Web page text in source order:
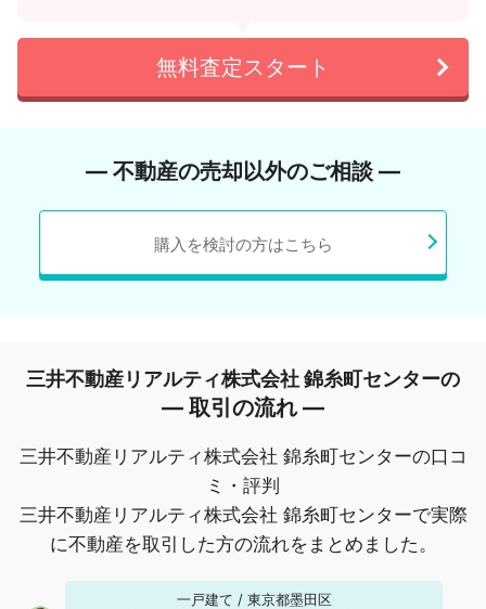
無料査定スタート
― 不動産の売却以外のご相談 ―
購入を検討の方はこちら
三井不動産リアルティ株式会社 錦糸町センターの
― 取引の流れ ―
三井不動産リアルティ株式会社 錦糸町センターの口コ
ミ・評判
三井不動産リアルティ株式会社 錦糸町センターで実際
に不動産を取引した方の流れをまとめました。
一戸建て / 東京都墨田区